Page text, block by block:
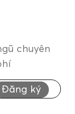
chuyên
Đăng ký